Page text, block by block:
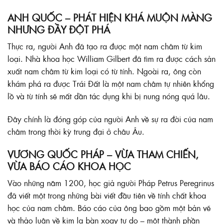
ANH QUỐC – PHÁT HIỆN KHÁ MUỘN MÀNG
NHƯNG ĐẦY ĐỘT PHÁ
Thực ra, người Anh đã tạo ra được một nam châm từ kim
loại. Nhà khoa học William Gilbert đã tìm ra được cách sản
xuất nam châm từ kim loại có từ tính. Ngoài ra, ông còn
khám phá ra được Trái Đất là một nam châm tự nhiên khổng
lồ và từ tính sẽ mất dần tác dụng khi bị nung nóng quá lâu.
Đây chính là đóng góp của người Anh về sự ra đời của nam
châm trong thời kỳ trung đại ở châu Âu.
VƯƠNG QUỐC PHÁP – VỪA THAM CHIẾN,
VỪA BÁO CÁO KHOA HỌC
Vào những năm 1200, học giả người Pháp Petrus Peregrinus
đã viết một trong những bài viết đầu tiên về tính chất khoa
học của nam châm. Báo cáo của ông bao gồm một bản vẽ
và thảo luận về kim la bàn xoay tự do – một thành phần